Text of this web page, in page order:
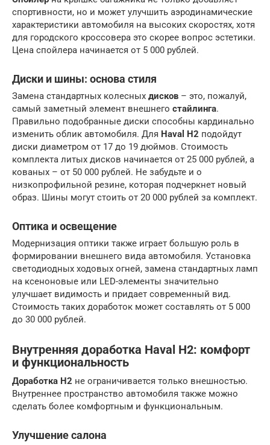
спортивности, но и может улучшить аэродинамические
характеристики автомобиля на высоких скоростях, хотя
для городского кроссовера это скорее вопрос эстетики.
Цена спойлера начинается от 5 000 рублей.
Диски и шины: основа стиля
Замена стандартных колесных дисков – это, пожалуй,
самый заметный элемент внешнего стайлинга.
Правильно подобранные диски способны кардинально
изменить облик автомобиля. Для Haval H2 подойдут
диски диаметром от 17 до 19 дюймов. Стоимость
комплекта литых дисков начинается от 25 000 рублей, а
кованых – от 50 000 рублей. Не забудьте и о
низкопрофильной резине, которая подчеркнет новый
образ. Шины могут стоить от 20 000 рублей за комплект.
Оптика и освещение
Модернизация оптики также играет большую роль в
формировании внешнего вида автомобиля. Установка
светодиодных ходовых огней, замена стандартных ламп
на ксеноновые или LED-элементы значительно
улучшает видимость и придает современный вид.
Стоимость таких доработок может составлять от 5 000
до 30 000 рублей.
Внутренняя доработка Haval H2: комфорт
и функциональность
Доработка H2 не ограничивается только внешностью.
Внутреннее пространство автомобиля также можно
сделать более комфортным и функциональным.
Улучшение салона